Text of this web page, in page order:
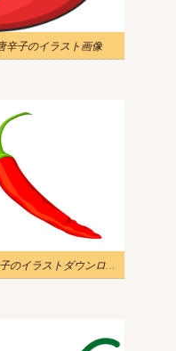
辛子のイラスト画像
唐辛子のイラストダウンロード